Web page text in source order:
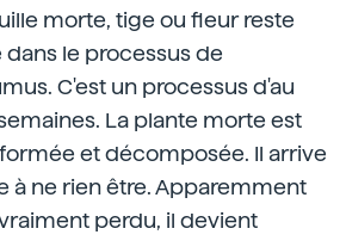
morte, tige ou fleur reste
dans le processus de
C'est un processus d'au
La plante morte est
et décomposée. Il arrive
à ne rien être. Apparemment
perdu, il devient